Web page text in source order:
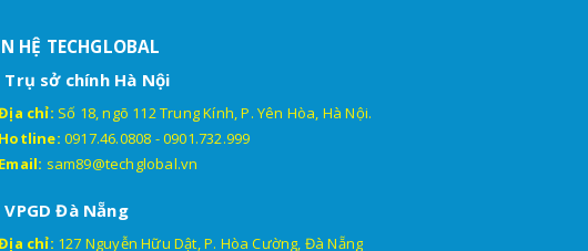
HỆ TECHGLOBAL
Trụ sở chính Hà Nội
chỉ: Số 18, ngõ 112 Trung Kính, P. Yên Hòa, Hà Nội.
Hotline: 0917.46.0808 -0901.732.999
Email: sam89@techglobal.vn
VPGD Đà Nẵng
chỉ: 127 Nguyễn Hữu Dật, P. Hòa Cường, Đà Nẵng